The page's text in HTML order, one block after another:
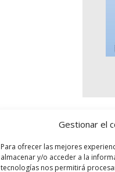
Gestionar el
Para ofrecer las mejores
almacenar y/o acceder a la
tecnologías nos permitirá